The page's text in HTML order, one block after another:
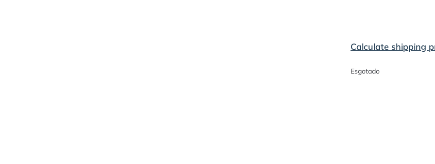
Calculate shipping
Esgotado